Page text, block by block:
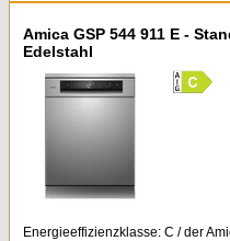
Amica GSP 544 911 E -
Edelstahl
Energieeffizienzklasse: C / der